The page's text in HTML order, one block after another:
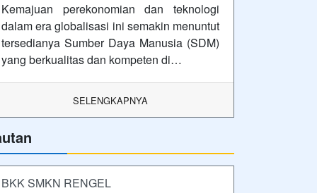
Kemajuan perekonomian dan teknologi
dalam era globalisasi ini semakin menuntut
tersedianya Sumber Daya Manusia (SDM)
yang berkualitas dan kompeten di…
SELENGKAPNYA
BKK SMKN RENGEL